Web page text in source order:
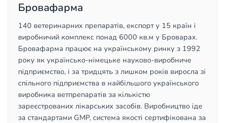
Бровафарма
140 ветеринарних препаратів, експорт у 15 країн і
виробничий комплекс понад 6000 кв.м у Броварах.
Бровафарма працює на українському ринку з 1992
року як українсько-німецьке науково-виробниче
підприємство, і за тридцять з лишком років виросла зі
спільного підприємства в найбільшого українського
виробника ветпрепаратів за кількістю
зареєстрованих лікарських засобів. Виробництво іде
за стандартами GMP, система якості сертифікована за